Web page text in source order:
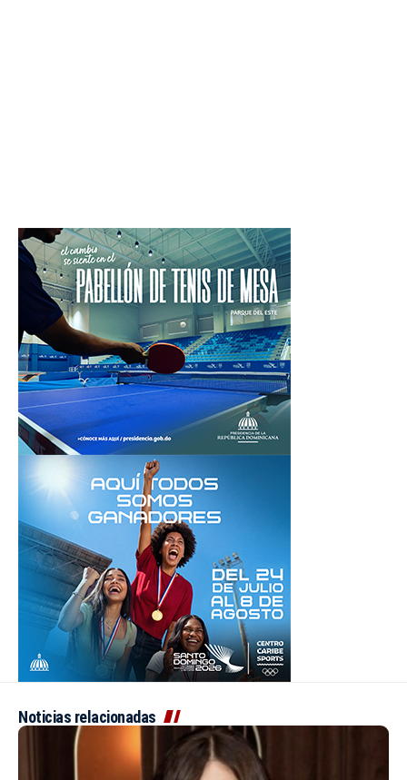
Noticias relacionadas